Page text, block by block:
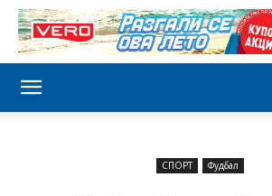
СПОРТ Фудбал